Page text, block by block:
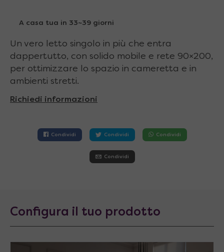
A casa tua in 33~39 giorni
Un vero letto singolo in più che entra
dappertutto, con solido mobile e rete 90×200,
per ottimizzare lo spazio in cameretta e in
ambienti stretti.
Richiedi informazioni
Condividi Condividi Condividi
Condividi
Configura il tuo prodotto